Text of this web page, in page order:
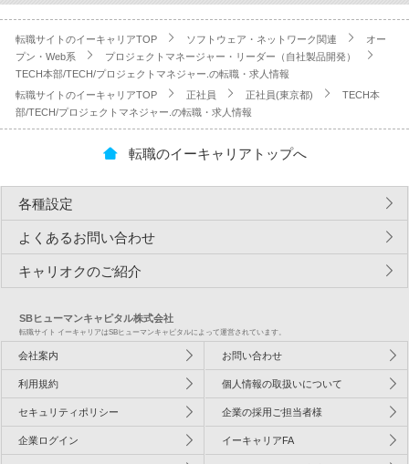
転職サイトのイーキャリアTOP ソフトウェア・ネットワーク関連
オー
プン・Web系
プロジェクトマネージャー・リーダー（自社製品開発）
TECH本部/TECH/プロジェクトマネジャー.の転職・求人情報
転職サイトのイーキャリアTOP
正社員 正社員(東京都)
TECH本
部/TECH/プロジェクトマネジャー.の転職・求人情報
転職のイーキャリアトップへ
各種設定
よくあるお問い合わせ
キャリオクのご紹介
SBヒューマンキャピタル株式会社
転職サイト イーキャリアはSBヒューマンキャピタルによって運営されています。
会社案内 お問い合わせ
利用規約 個人情報の取扱いについて
セキュリティポリシー 企業の採用ご担当者様
企業ログイン イーキャリアFA